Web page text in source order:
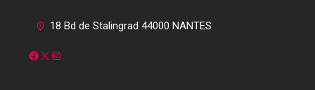
18 Bd de Stalingrad 44000 NANTES
Facebook
X Instagram